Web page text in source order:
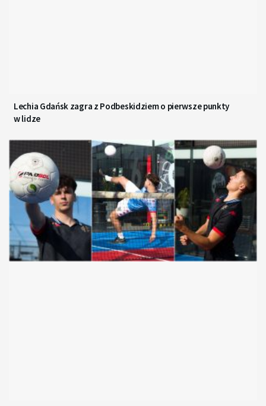
Lechia Gdańsk zagra z Podbeskidziem o pierwsze punkty
w lidze